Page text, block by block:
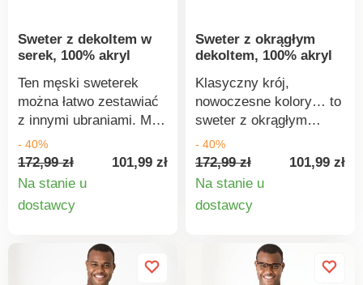
Sweter z dekoltem w
serek, 100% akryl
Ten męski sweterek
można łatwo zestawiać
z innymi ubraniami. Ma
długie rękawy i dekolt w
serek. Jest wygodny w
noszeniu i bardzo łatwy
gwarantuje marka
prać w pralce.
- 40%
172,99 zł
101,99 zł
Na stanie u
dostawcy
Sweter z okrągłym
dekoltem, 100% akryl
Klasyczny krój,
nowoczesne kolory… to
sweter z okrągłym
dekoltem. Wykonany z
łatwego w pielęgnacji
materiału. Okrągły
Elastyczne ściągacze.
temperaturze 30°C w
cyklu wełny.
- 40%
172,99 zł
101,99 zł
Na stanie u
dostawcy